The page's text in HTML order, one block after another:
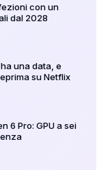
con un
dal 2028
una data, e
su Netflix
6 Pro: GPU a sei